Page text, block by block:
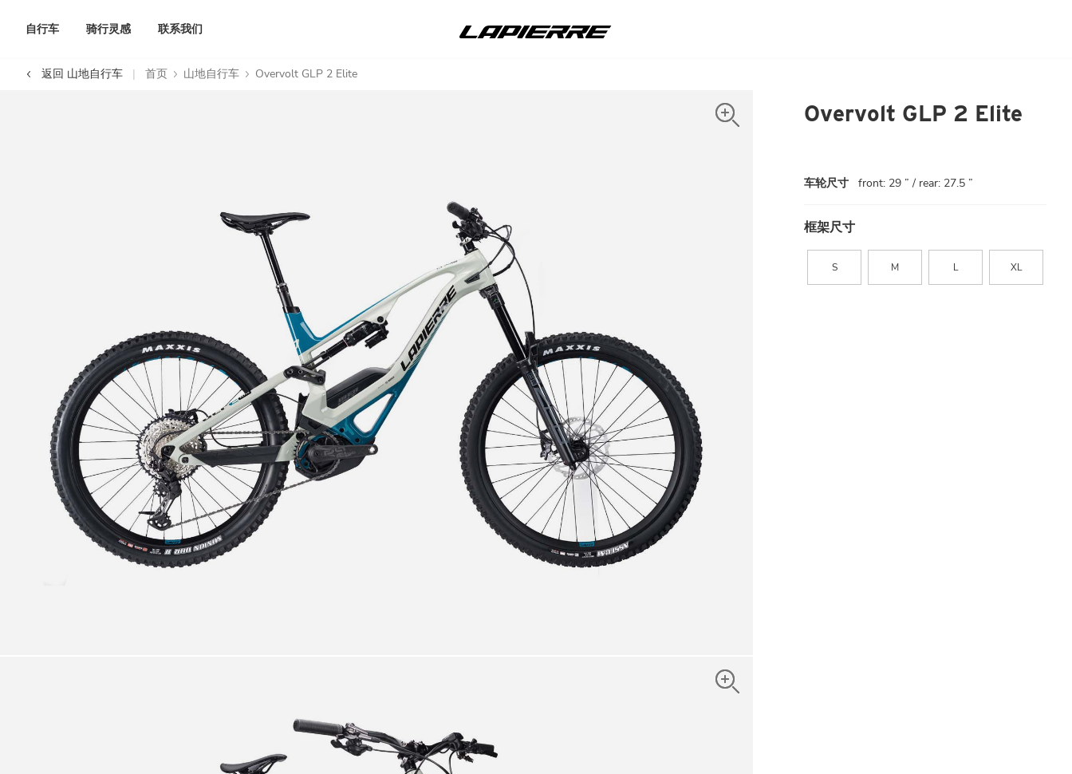
自行车 骑行灵感 联系我们
返回 山地自行车 首页 山地自行车 Overvolt GLP 2 Elite
Overvolt GLP 2 Elite
车轮尺寸 front: 29 ” / rear: 27.5 ”
框架尺寸
S M L XL